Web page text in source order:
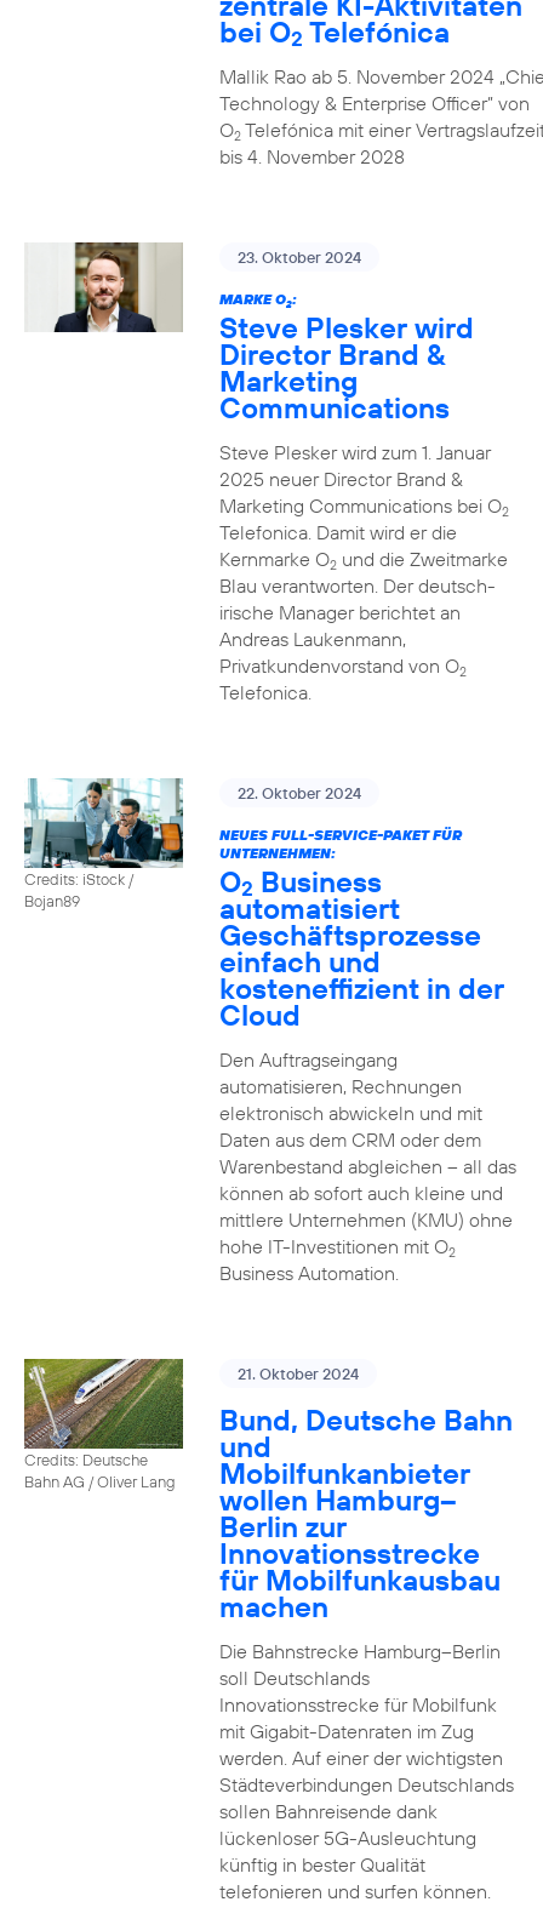
bei O2 Telefónica
Mallik Rao ab 5. November 2024
Technology & Enterprise Officer” von
O2Telefónica mit einer
bis 4. November 2028
23. Oktober 2024
MARKE O2:
Steve Plesker wird
Director Brand &
Marketing
Communications
Steve Plesker wird zum 1. Januar
2025 neuer Director Brand &
Marketing Communications bei O2
Telefonica. Damit wird er die
Kernmarke O2und die Zweitmarke
Blau verantworten. Der deutsch-
irische Manager berichtet an
Andreas Laukenmann,
Privatkundenvorstand von O2
Telefonica.
Credits: iStock /
Bojan89
22. Oktober 2024
NEUES FULL-SERVICE-PAKET FÜR
UNTERNEHMEN:
O2 Business
automatisiert
Geschäftsprozesse
einfach und
kosteneffizient in der
Cloud
Den Auftragseingang
automatisieren, Rechnungen
elektronisch abwickeln und mit
Daten aus dem CRM oder dem
Warenbestand abgleichen – all das
können ab sofort auch kleine und
mittlere Unternehmen (KMU) ohne
hohe IT-Investitionen mit O2
Business Automation.
Credits: Deutsche
Bahn AG / Oliver Lang
21. Oktober 2024
Bund, Deutsche Bahn
und
Mobilfunkanbieter
wollen Hamburg–
Berlin zur
Innovationsstrecke
für Mobilfunkausbau
machen
Die Bahnstrecke Hamburg–Berlin
soll Deutschlands
Innovationsstrecke für Mobilfunk
mit Gigabit-Datenraten im Zug
werden. Auf einer der wichtigsten
Städteverbindungen Deutschlands
sollen Bahnreisende dank
lückenloser 5G-Ausleuchtung
künftig in bester Qualität
telefonieren und surfen können.